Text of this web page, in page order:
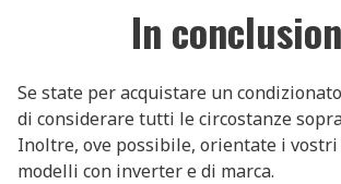
In
Se state per acquistare un
di considerare tutti le circostanze
Inoltre, ove possibile, orientate i
modelli con inverter e di marca.